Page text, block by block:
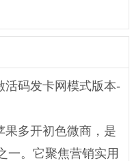
活码发卡网模式版本-
果多开初色微商，是
一。它聚焦营销实用